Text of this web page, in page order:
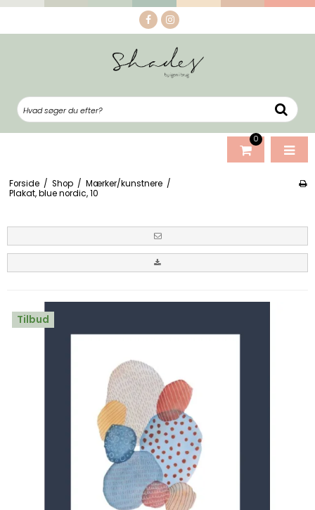
0
Forside / Shop / Mærker/kunstnere /
Plakat, blue nordic, 10
Tilbud